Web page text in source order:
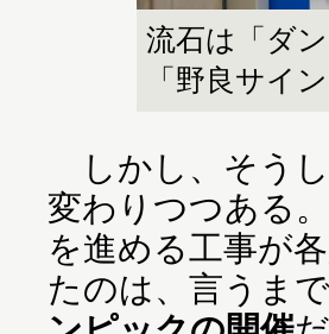
流石は「ダ
「野良サイ
しかし、そう
変わりつつある
を進める工事が
たのは、言うま